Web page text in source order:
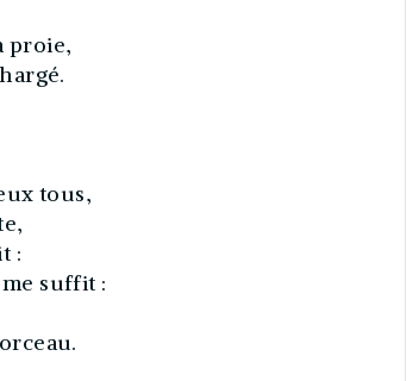
proie,
tous,
:
suffit :